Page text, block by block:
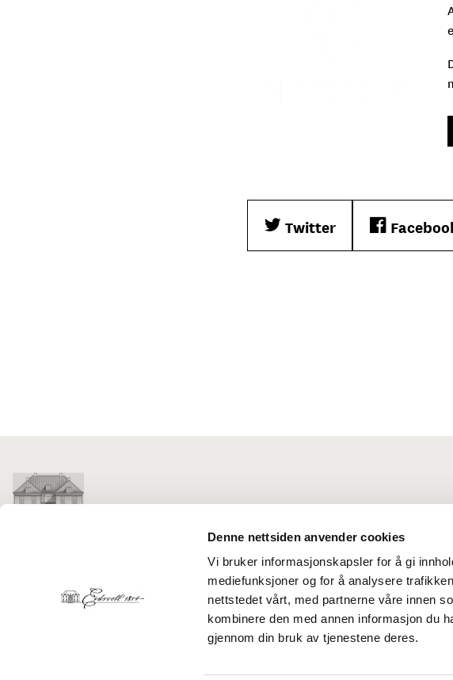
Denne nettsiden anvender cookies
Vi bruker informasjonskapsler for å gi
mediefunksjoner og for å analysere
nettstedet vårt, med partnerne våre innen
kombinere den med annen informasjon du
gjennom din bruk av tjenestene deres.
Twitter
Magovegen 13
2074 Eidsvoll Verk